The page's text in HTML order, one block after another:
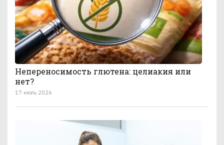
Непереносимость глютена: целиакия или
нет?
17 июль 2026